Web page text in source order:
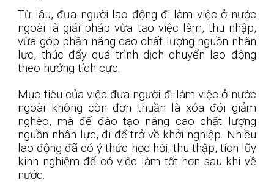
Từ lâu, đưa người lao động đi làm việc ở nước
ngoài là giải pháp vừa tạo việc làm, thu nhập,
vừa góp phần nâng cao chất lượng nguồn nhân
lực, thúc đẩy quá trình dịch chuyển lao động
theo hướng tích cực.
Mục tiêu của việc đưa người đi làm việc ở nước
ngoài không còn đơn thuần là xóa đói giảm
nghèo, mà để đào tạo nâng cao chất lượng
nguồn nhân lực, đi để trở về khởi nghiệp. Nhiều
lao động đã có ý thức học hỏi, thu thập, tích lũy
kinh nghiệm để có việc làm tốt hơn sau khi về
nước.